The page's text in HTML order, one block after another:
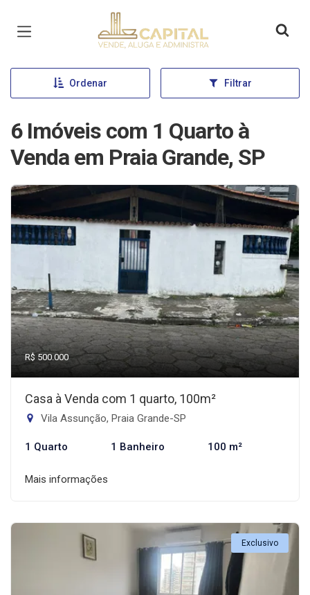
Página inicial
Ordenar Filtrar
6 Imóveis com 1 Quarto à
Venda em Praia Grande, SP
R$ 500.000
Casa à Venda com 1 quarto, 100m²
Vila Assunção, Praia Grande-SP
1 Quarto 1 Banheiro 100 m²
Mais informações
Exclusivo